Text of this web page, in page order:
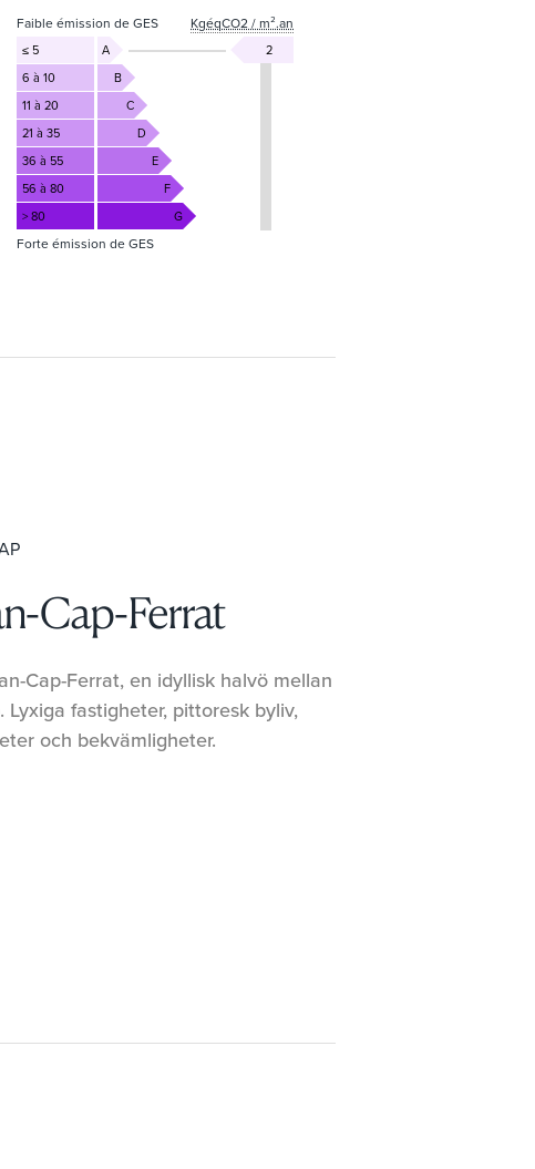
Faible émission de GES KgéqCO2 / m².an
≤ 5
A
6 à 10
B
11 à 20
C
21 à 35
D
36 à 55
E
56 à 80
F
> 80
G
2
Forte émission de GES
Cap-Ferrat
Cap-Ferrat, en idyllisk halvö mellan
Lyxiga fastigheter, pittoresk byliv,
och bekvämligheter.